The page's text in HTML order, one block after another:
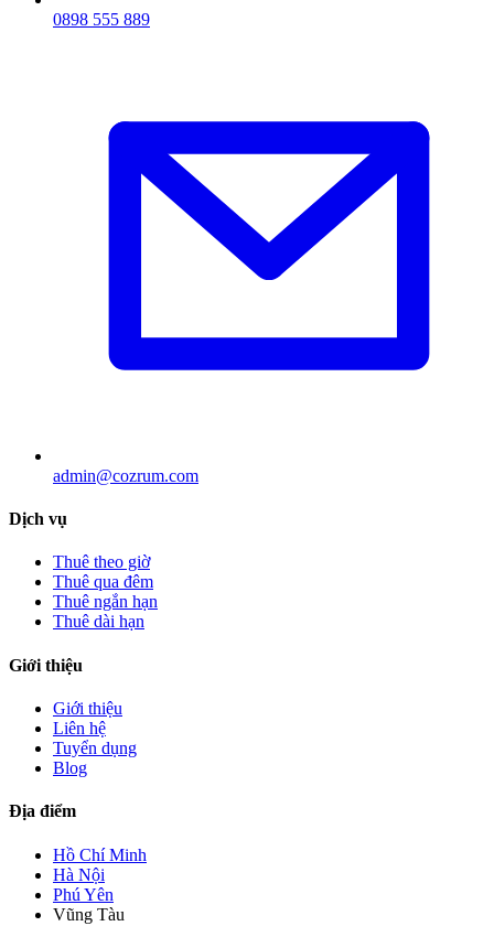
0898 555 889
admin@cozrum.com
Dịch vụ
Thuê theo giờ
Thuê qua đêm
Thuê ngắn hạn
Thuê dài hạn
Giới thiệu
Giới thiệu
Liên hệ
Tuyển dụng
Blog
Địa điểm
Hồ Chí Minh
Hà Nội
Phú Yên
Vũng Tàu